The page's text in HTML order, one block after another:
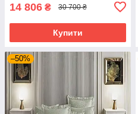
14 806 ₴ 30 700 ₴
Купити
–50%